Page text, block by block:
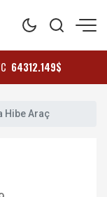
64312.149$
Hibe Araç